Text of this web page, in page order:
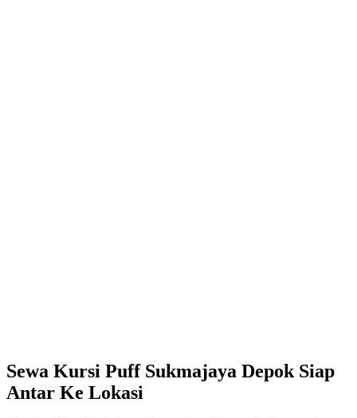
Sewa Kursi Puff Sukmajaya Depok Siap
Antar Ke Lokasi